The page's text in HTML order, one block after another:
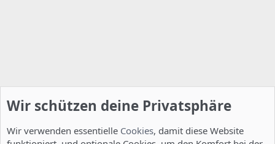
Wir schützen deine Privatsphäre
Wir verwenden essentielle Cookies, damit diese Website